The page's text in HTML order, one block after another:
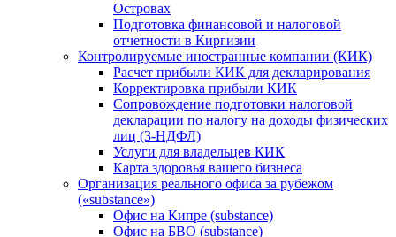
Островах
Подготовка финансовой и налоговой
отчетности в Киргизии
Контролируемые иностранные компании (КИК)
Расчет прибыли КИК для декларирования
Корректировка прибыли КИК
Сопровождение подготовки налоговой
декларации по налогу на доходы физических
лиц (3-НДФЛ)
Услуги для владельцев КИК
Карта здоровья вашего бизнеса
Организация реального офиса за рубежом
(«substance»)
Офис на Кипре (substance)
Офис на БВО (substance)